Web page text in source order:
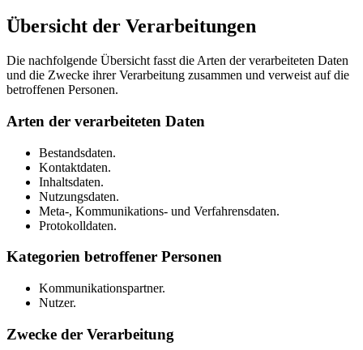
Übersicht der Verarbeitungen
Die nachfolgende Übersicht fasst die Arten der verarbeiteten Daten
und die Zwecke ihrer Verarbeitung zusammen und verweist auf die
betroffenen Personen.
Arten der verarbeiteten Daten
Bestandsdaten.
Kontaktdaten.
Inhaltsdaten.
Nutzungsdaten.
Meta-, Kommunikations- und Verfahrensdaten.
Protokolldaten.
Kategorien betroffener Personen
Kommunikationspartner.
Nutzer.
Zwecke der Verarbeitung